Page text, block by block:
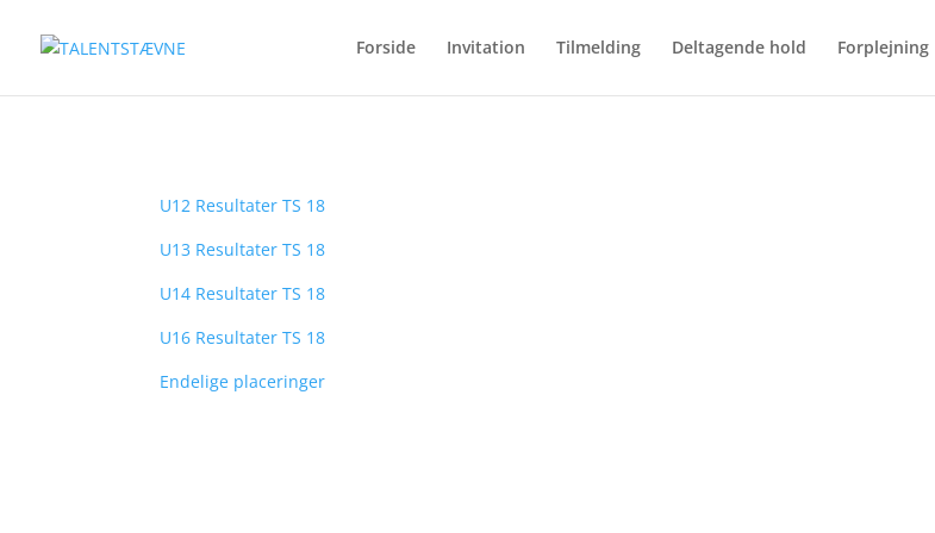
Forside Invitation Tilmelding Deltagende hold Forplejning
U12 Resultater TS 18
U13 Resultater TS 18
U14 Resultater TS 18
U16 Resultater TS 18
Endelige placeringer